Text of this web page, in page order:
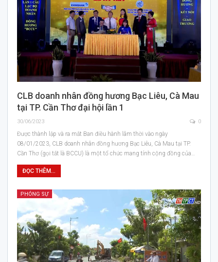
CLB doanh nhân đồng hương Bạc Liêu, Cà Mau
tại TP. Cần Thơ đại hội lần 1
30/06/2023 0
Được thành lập và ra mắt Ban điều hành lâm thời vào ngày
08/01/2023, CLB doanh nhân đồng hương Bạc Liêu, Cà Mau tại TP.
Cần Thơ (gọi tắt là BCCU) là một tổ chức mang tính cộng đồng của…
ĐỌC THÊM...
PHÓNG SỰ